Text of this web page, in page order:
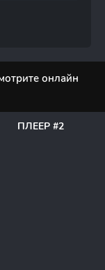
онлайн
ПЛЕЕР #2